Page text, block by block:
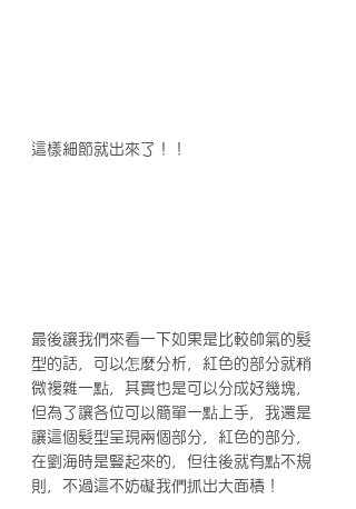
這樣細節就出來了！！
最後讓我們來看一下如果是比較帥氣的髮
型的話，可以怎麼分析，紅色的部分就稍
微複雜一點，其實也是可以分成好幾塊，
但為了讓各位可以簡單一點上手，我還是
讓這個髮型呈現兩個部分，紅色的部分，
在劉海時是豎起來的，但往後就有點不規
則，不過這不妨礙我們抓出大面積！